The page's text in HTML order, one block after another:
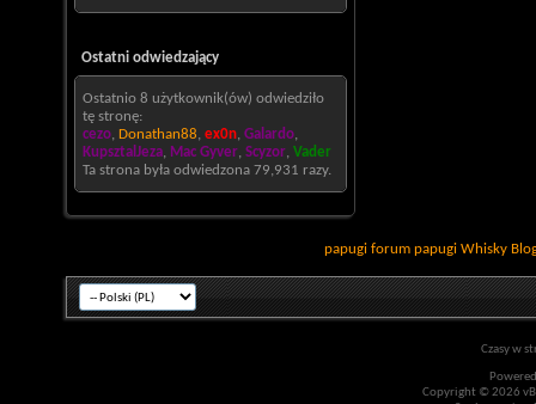
Ostatni odwiedzający
Ostatnio 8 użytkownik(ów) odwiedziło
tę stronę:
cezo, Donathan88, ex0n, Galardo,
KupsztalJeza, Mac Gyver, Scyzor, Vader
Ta strona była odwiedzona 79,931 razy.
papugi forum papugi Whisky
Czasy w
Copyright © 2026